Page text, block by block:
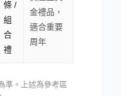
條 /
組
合
禮
金禮品，
適合重要
周年
準。上述為參考區